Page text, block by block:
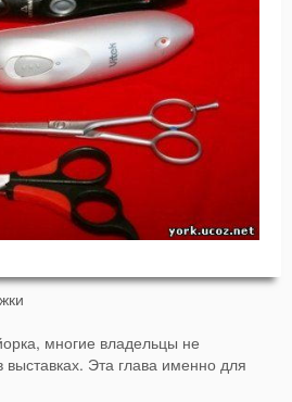
многие владельцы не
выставках. Эта глава именно для